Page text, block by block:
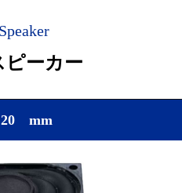
ピーカー
mm